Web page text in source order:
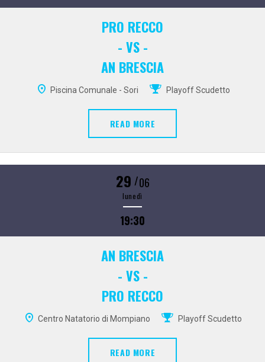
PRO RECCO
- VS -
AN BRESCIA
Piscina Comunale - Sori Playoff Scudetto
READ MORE
29 /06
lunedì
19:30
AN BRESCIA
- VS -
PRO RECCO
Centro Natatorio di Mompiano Playoff Scudetto
READ MORE